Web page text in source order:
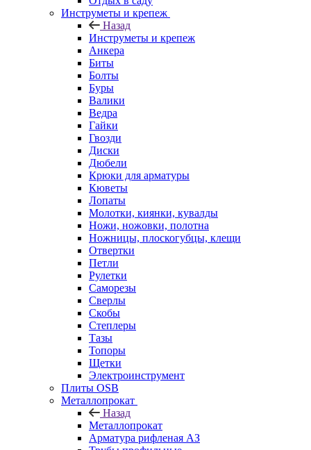
Инструметы и крепеж
Назад
Инструметы и крепеж
Анкера
Биты
Болты
Буры
Валики
Ведра
Гайки
Гвозди
Диски
Дюбели
Крюки для арматуры
Кюветы
Лопаты
Молотки, киянки, кувалды
Ножи, ножовки, полотна
Ножницы, плоскогубцы, клещи
Отвертки
Петли
Рулетки
Саморезы
Сверлы
Скобы
Степлеры
Тазы
Топоры
Щетки
Электроинструмент
Плиты OSB
Металлопрокат
Назад
Металлопрокат
Арматура рифленая АЗ